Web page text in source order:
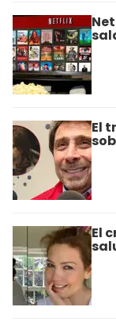
El
El